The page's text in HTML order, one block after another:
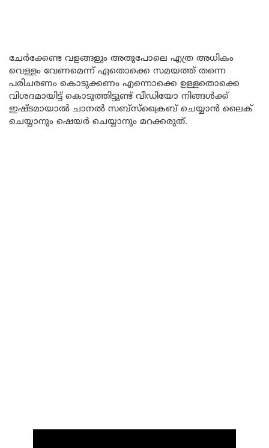
ചേർക്കേണ്ട വളങ്ങളും അതുപോലെ എത്ര അധികം
വെള്ളം വേണമെന്ന് ഏതൊക്കെ സമയത്ത് തന്നെ
പരിചരണം കൊടുക്കണം എന്നൊക്കെ ഉള്ളതൊക്കെ
വിശദമായിട്ട് കൊടുത്തിട്ടുണ്ട് വീഡിയോ നിങ്ങൾക്ക്
ഇഷ്ടമായാൽ ചാനൽ സബ്സ്ക്രൈബ് ചെയ്യാൻ ലൈക്
ചെയ്യാനും ഷെയർ ചെയ്യാനും മറക്കരുത്.